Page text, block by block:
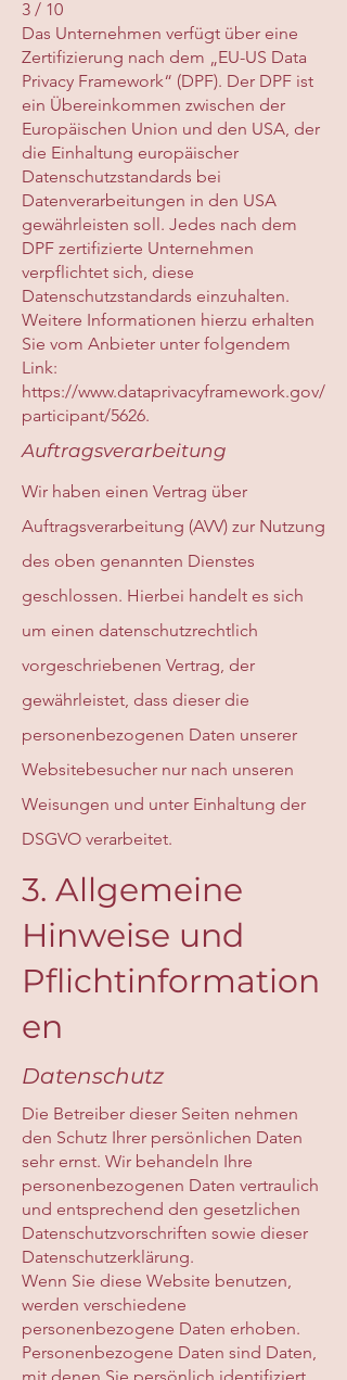
3 / 10
Das Unternehmen verfügt über eine
Zertifizierung nach dem „EU-US Data
Privacy Framework“ (DPF). Der DPF ist
ein Übereinkommen zwischen der
Europäischen Union und den USA, der
die Einhaltung europäischer
Datenschutzstandards bei
Datenverarbeitungen in den USA
gewährleisten soll. Jedes nach dem
DPF zertifizierte Unternehmen
verpflichtet sich, diese
Datenschutzstandards einzuhalten.
Weitere Informationen hierzu erhalten
Sie vom Anbieter unter folgendem
Link:
https://www.dataprivacyframework.gov/
participant/5626.
Auftragsverarbeitung
Wir haben einen Vertrag über
Auftragsverarbeitung (AVV) zur Nutzung
des oben genannten Dienstes
geschlossen. Hierbei handelt es sich
um einen datenschutzrechtlich
vorgeschriebenen Vertrag, der
gewährleistet, dass dieser die
personenbezogenen Daten unserer
Websitebesucher nur nach unseren
Weisungen und unter Einhaltung der
DSGVO verarbeitet.
3. Allgemeine
Hinweise und
Pflichtinformation
en
Datenschutz
Die Betreiber dieser Seiten nehmen
den Schutz Ihrer persönlichen Daten
sehr ernst. Wir behandeln Ihre
personenbezogenen Daten vertraulich
und entsprechend den gesetzlichen
Datenschutzvorschriften sowie dieser
Datenschutzerklärung.
Wenn Sie diese Website benutzen,
werden verschiedene
personenbezogene Daten erhoben.
Personenbezogene Daten sind Daten,